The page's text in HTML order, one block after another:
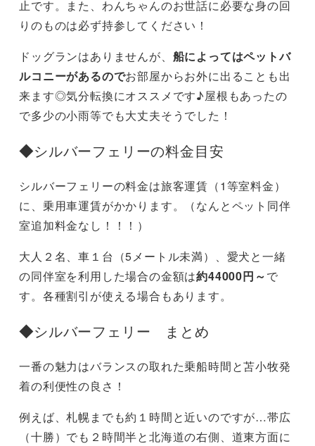
止です。また、わんちゃんのお世話に必要な身の回
りのものは必ず持参してください！
ドッグランはありませんが、 船によってはペットバ
ルコニーがあるのでお部屋からお外に出ることも出
来ます◎気分転換にオススメです♪屋根もあったの
で多少の小雨等でも大丈夫そうでした！
◆シルバーフェリーの料金目安
シルバーフェリーの料金は旅客運賃（1等室料金）
に、乗用車運賃がかかります。（なんとペット同伴
室追加料金なし！！！）
大人２名、車１台（5メートル未満）、愛犬と一緒
の同伴室を利用した場合の金額は約44000円～で
す。各種割引が使える場合もあります。
◆シルバーフェリー まとめ
一番の魅力はバランスの取れた乗船時間と苫小牧発
着の利便性の良さ！
例えば、札幌までも約１時間と近いのですが…帯広
（十勝）でも２時間半と北海道の右側、道東方面に